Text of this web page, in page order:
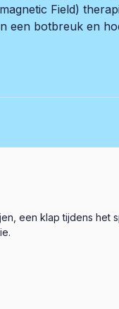
Field)
een botbreuk en
een klap tijdens het